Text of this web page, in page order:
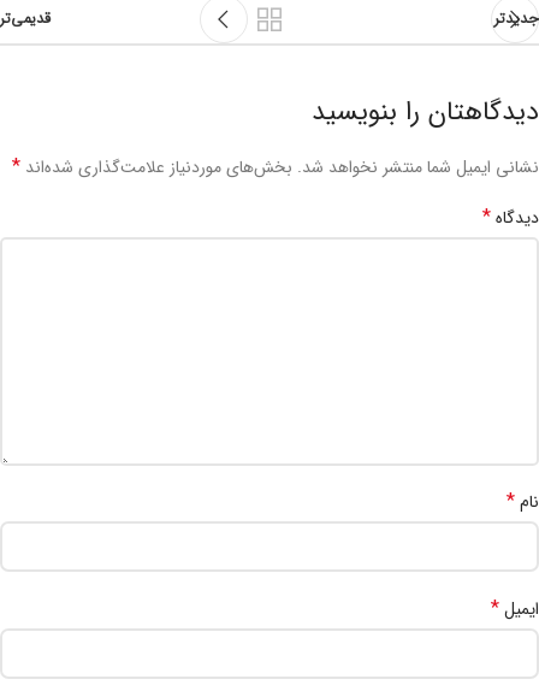
جدیدتر قدیمی‌تر
دیدگاهتان را بنویسید
نشانی ایمیل شما منتشر نخواهد شد. بخش‌های موردنیاز علامت‌گذاری شده‌اند *
دیدگاه*
نام*
ایمیل*